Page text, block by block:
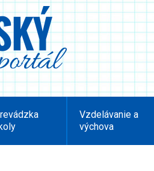
Vzdelávanie a
výchova